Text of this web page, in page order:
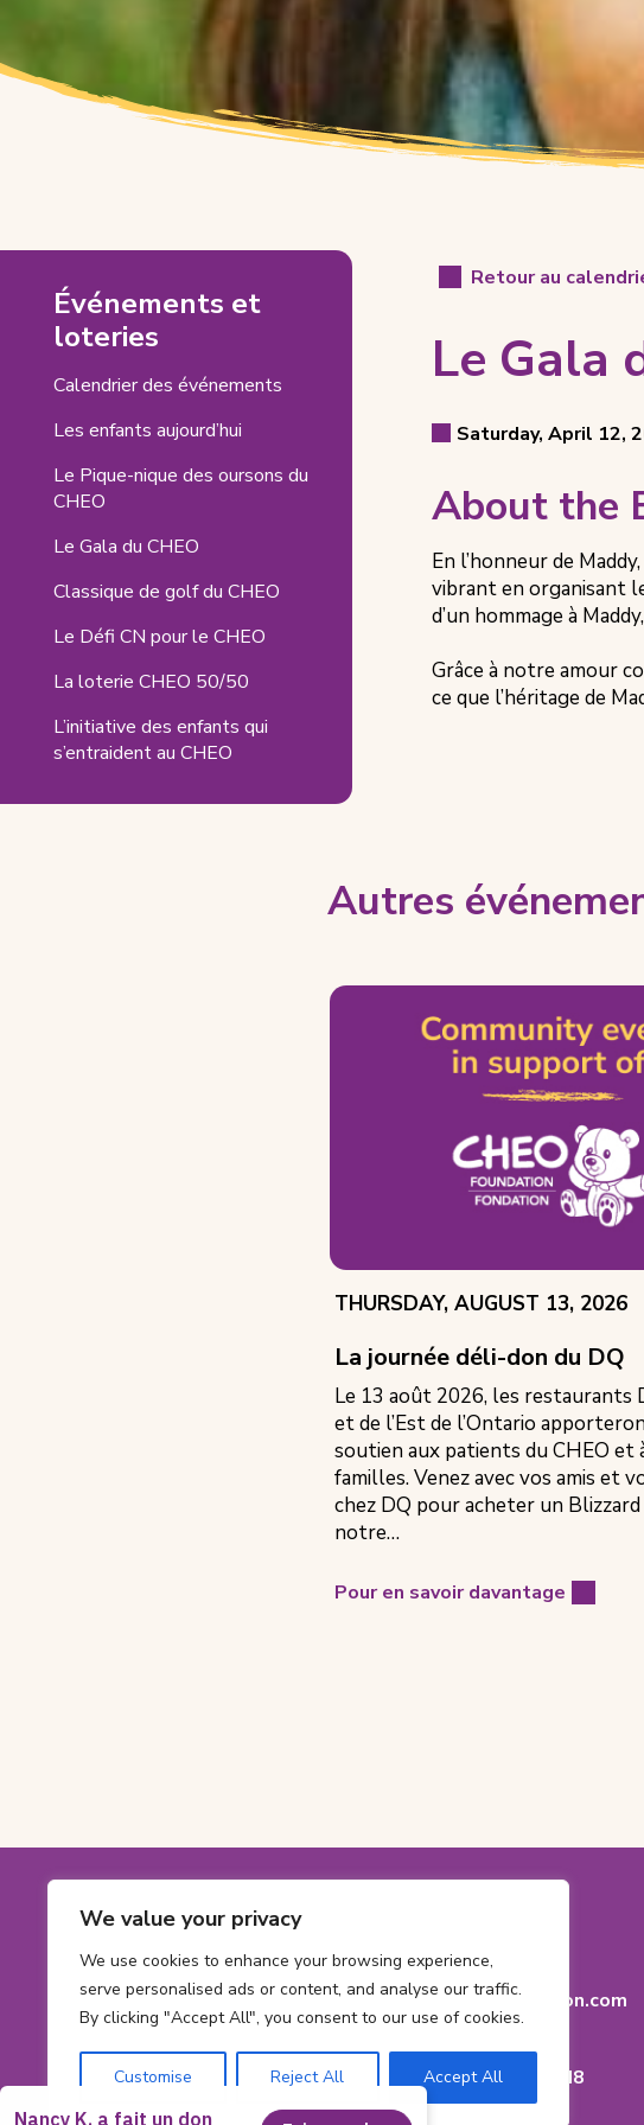
We value your privacy
We use cookies to enhance your browsing experience,
serve personalised ads or content, and analyse our traffic.
By clicking "Accept All", you consent to our use of cookies.
Customise Reject All Accept All
Gala
Maddy
Related
Pages
Événements et
loteries
Calendrier des événements
Les enfants aujourd’hui(s'ouvre
un
Le Pique-nique des oursons du
CHEO
Le Gala du CHEO
Classique de golf du CHEO
Le Défi CN pour le CHEO
La loterie CHEO 50/50
L’initiative des enfants qui
s’entraident au CHEO
Retour au
Le Gala
Event
Details
Date
Saturday, April 12,
About the
En l’honneur de
vibrant en organisant
d’un hommage à
Grâce à notre amour
ce que l’héritage de
Autres
EVENT
THURSDAY, AUGUST 13, 2026
La journée déli-don du DQ
Le 13 août 2026, les restaurants
et de l’Est de l’Ontario
soutien aux patients du CHEO et
familles. Venez avec vos amis et
chez DQ pour acheter un Blizzard
notre…
Pour en savoir davantage
Footer
sans
frais:
Numéro
de
telephone:
613 737-2780
Adresse
courriel:
info@cheofoundation.com
Address
415 Smyth Rd
Ottawa,ONOntario
K1H 8M8